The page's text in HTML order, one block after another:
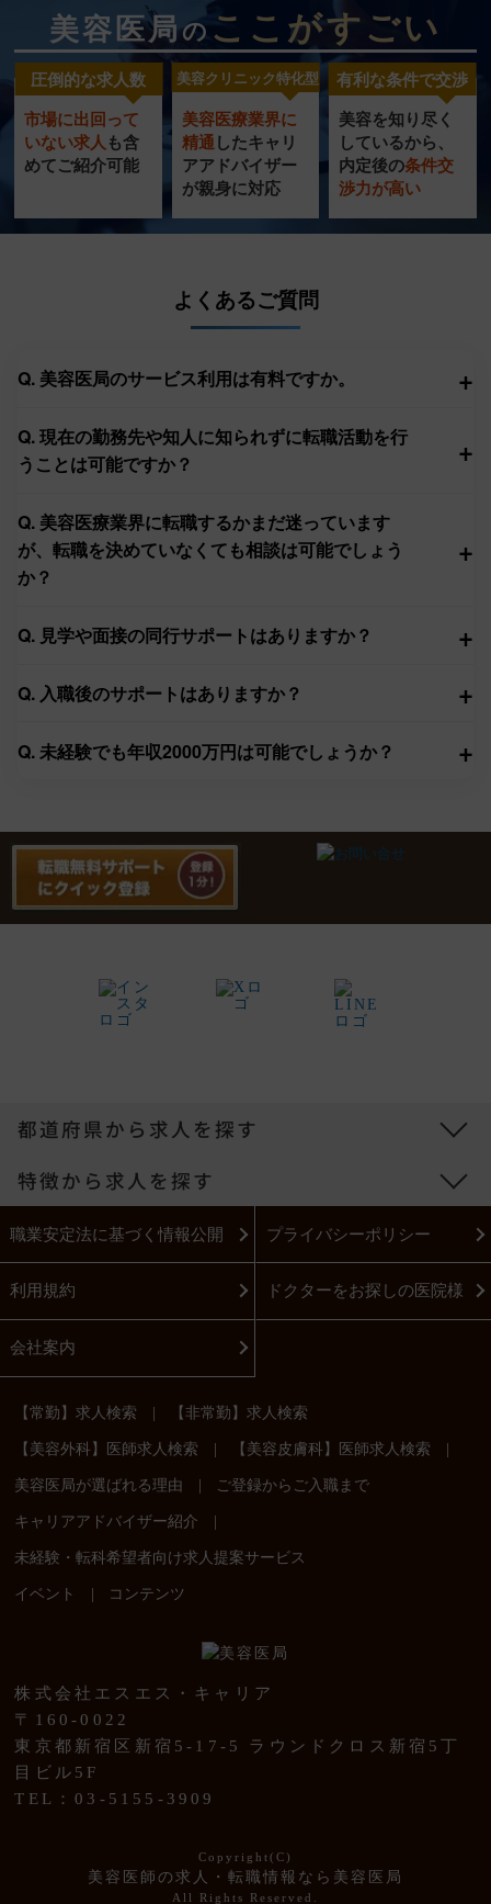
美容クリニック
特化型
圧倒的
求人数
充実の
転職サポート
美容医局の ここがすごい
圧倒的な求人数
市場に出回って
いない求人も含
めてご紹介可能
美容クリニック特化型
美容医療業界に
精通したキャリ
アアドバイザー
が親身に対応
有利な条件で交渉
美容を知り尽く
しているから、
内定後の条件交
渉力が高い
よくあるご質問
Q. 美容医局のサービス利用は有料ですか。 +
Q. 現在の勤務先や知人に知られずに転職活動を行
うことは可能ですか？
+
Q. 美容医療業界に転職するかまだ迷っています
が、転職を決めていなくても相談は可能でしょう
か？
+
Q. 見学や面接の同行サポートはありますか？ +
Q. 入職後のサポートはありますか？ +
Q. 未経験でも年収2000万円は可能でしょうか？ +
都道府県から求人を探す
特徴から求人を探す
職業安定法に基づく情報公開 プライバシーポリシー
利用規約 ドクターをお探しの医院様
会社案内
【常勤】求人検索 | 【非常勤】求人検索
【美容外科】医師求人検索 | 【美容皮膚科】医師求人検索 |
美容医局が選ばれる理由 | ご登録からご入職まで
キャリアアドバイザー紹介 |
未経験・転科希望者向け求人提案サービス
イベント | コンテンツ
株式会社エスエス・キャリア
〒160-0022
東京都新宿区新宿5-17-5 ラウンドクロス新宿5丁
目ビル5F
TEL：03-5155-3909
Copyright(C)
美容医師の求人・転職情報なら美容医局
All Rights Reserved.